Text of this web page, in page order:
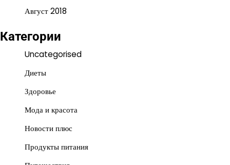
Август 2018
Категории
Uncategorised
Диеты
Здоровье
Мода и красота
Новости плюс
Продукты питания